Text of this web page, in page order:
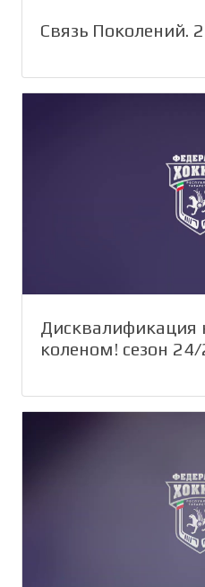
Связь Поколений.
Дисквалификация
коленом! сезон 24/